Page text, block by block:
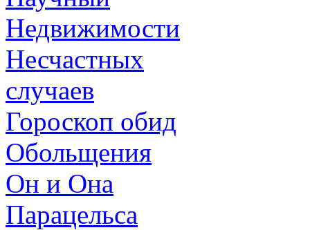
Недвижимости
Несчастных
случаев
Гороскоп обид
Обольщения
Он и Она
Парацельса